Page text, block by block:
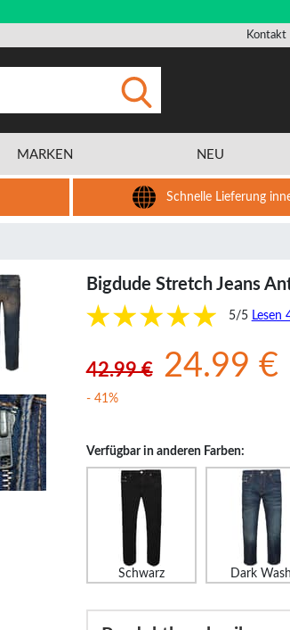
Kontakt
MARKEN NEU
Schnelle Lieferung
Bigdude Stretch Jeans
5/5 Lesen
42.99 € 24.99 €
- 41%
Verfügbar in anderen Farben:
Schwarz Dark Wash